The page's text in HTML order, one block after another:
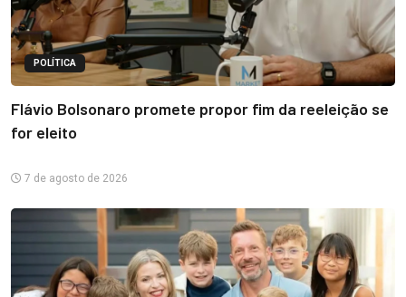
POLÍTICA
Flávio Bolsonaro promete propor fim da reeleição se
for eleito
7 de agosto de 2026